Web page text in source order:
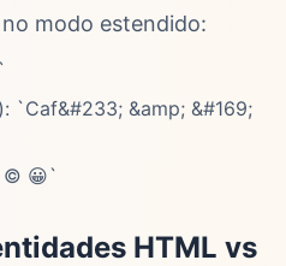
modo estendido:
`Caf&#233; &amp; &#169;
© 😀`
HTML vs